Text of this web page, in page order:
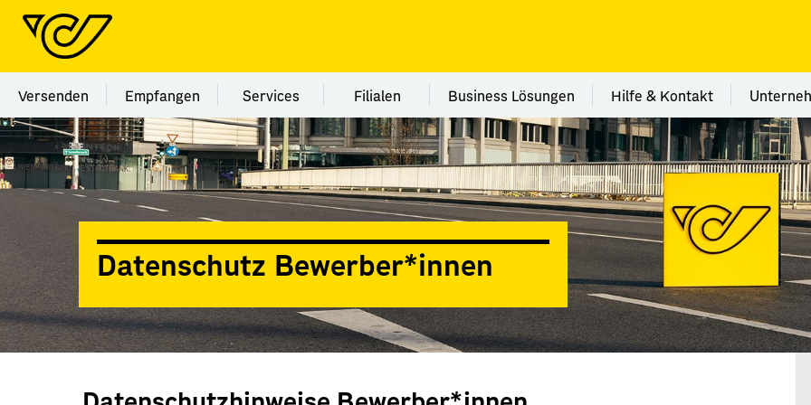
Menü Kategorie Versenden
Versenden Menü Kategorie Empfangen
Empfangen Menü Kategorie Services
Services Menü Kategorie Filialen
Filialen Menü Kategorie Business Lösungen
Business Lösungen Menü Kategorie Hilfe
Hilfe & Kontakt
Datenschutz Bewerber*innen